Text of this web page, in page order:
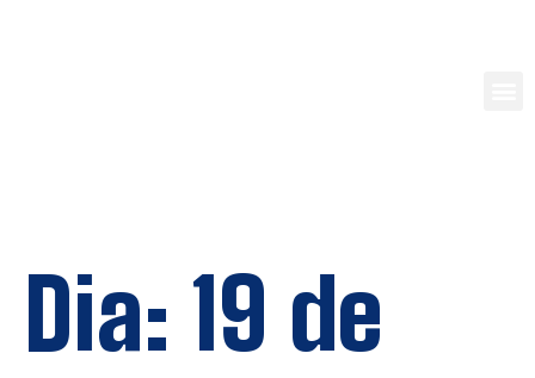
Dia: 19 de